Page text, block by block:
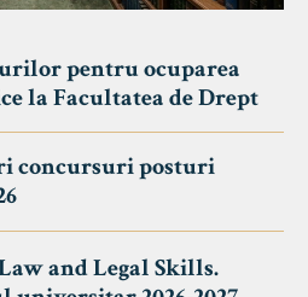
pentru ocuparea
la Facultatea de Drept
concursuri posturi
and Legal Skills.